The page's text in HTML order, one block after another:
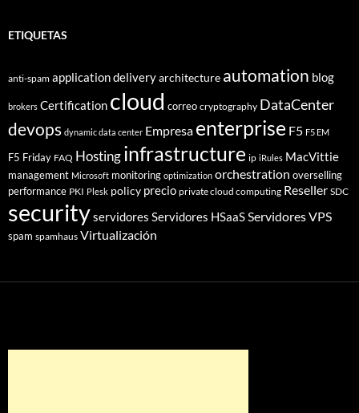
ETIQUETAS
anti-spam application deliveryarchitecture automation blog
brokers Certification cloud correo cryptography DataCenter
devops dynamic data center Empresa enterprise F5 F5 EM
F5 Friday FAQ Hostinginfrastructure ip iRules MacVittie
management Microsoft monitoring optimization orchestration overselling
performance PKI Plesk policy precio private cloud computing Reseller SDC
securityservidores Servidores HSaaSServidores VPS
spam spamhaus Virtualización